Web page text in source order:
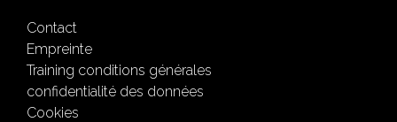
Contact
Empreinte
Training conditions générales
confidentialité des données
Cookies